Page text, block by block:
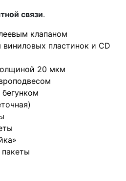
связи.
клапаном
пластинок и CD
20 мкм